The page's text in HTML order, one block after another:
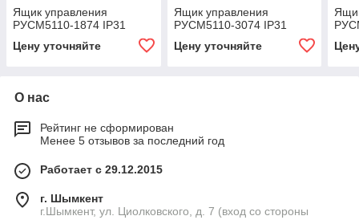
Ящик управления
РУСМ5110-1874 IP31
Цену уточняйте
Ящик управления
РУСМ5110-3074 IP31
Цену уточняйте
О нас
Рейтинг не сформирован
Менее 5 отзывов за последний год
Работает с 29.12.2015
г. Шымкент
г.Шымкент, ул. Циолковского, д. 7 (вход со стороны